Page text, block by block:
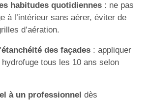
habitudes quotidiennes: ne pas
à l’intérieur sans aérer, éviter de
d’aération.
des façades: appliquer
tous les 10 ans selon
à un professionnel dès